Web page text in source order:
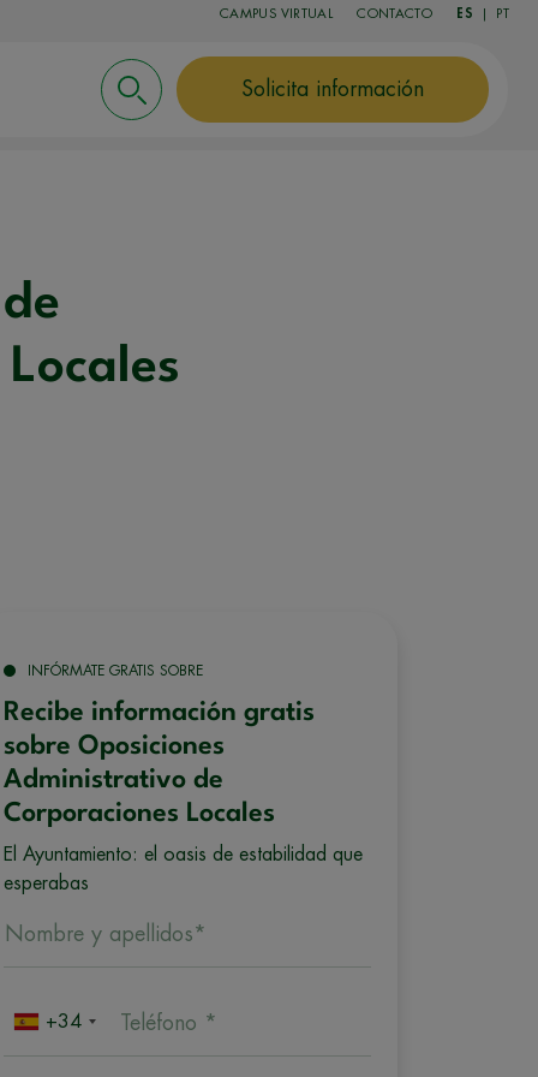
CAMPUS VIRTUAL CONTACTO ES PT
Solicita información
INFÓRMATE GRATIS SOBRE
Recibe información gratis
sobre Oposiciones
Administrativo de
Corporaciones Locales
El Ayuntamiento: el oasis de estabilidad que
esperabas
Nombre y apellidos*
+34 Teléfono *